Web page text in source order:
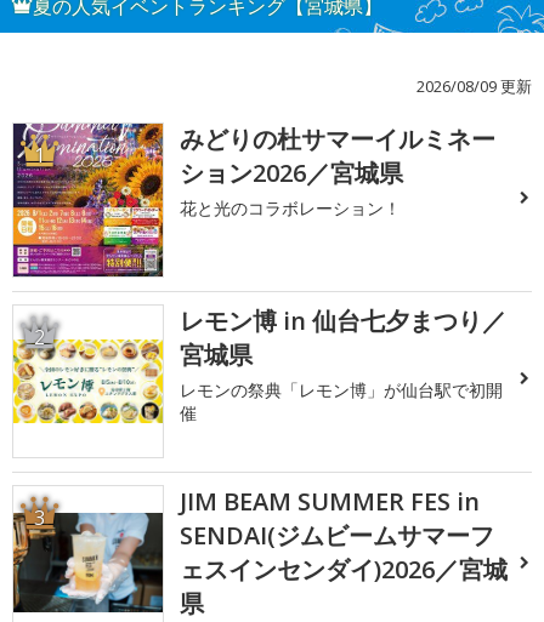
夏の人気イベントランキング【宮城県】
2026/08/09 更新
1
みどりの杜サマーイルミネー
ション2026／宮城県
花と光のコラボレーション！
2
レモン博 in 仙台七夕まつり／
宮城県
レモンの祭典「レモン博」が仙台駅で初開
催
3
JIM BEAM SUMMER FES in
SENDAI(ジムビームサマーフ
ェスインセンダイ)2026／宮城
県